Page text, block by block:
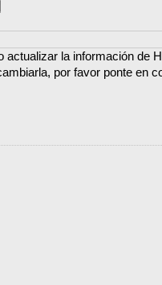
actualizar la información de
por favor ponte en